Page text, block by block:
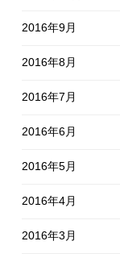
2016年9月
2016年8月
2016年7月
2016年6月
2016年5月
2016年4月
2016年3月